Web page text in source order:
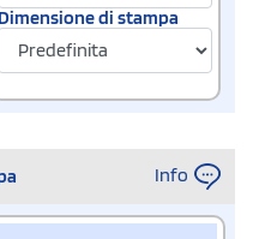
Dimensione di stampa
Info